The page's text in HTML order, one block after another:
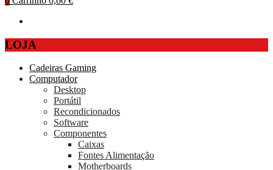
LOJA
Cadeiras Gaming
Computador
Desktop
Portátil
Recondicionados
Software
Componentes
Caixas
Fontes Alimentação
Motherboards